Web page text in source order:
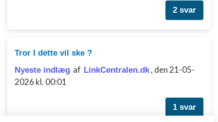
2 svar
Tror I dette vil ske ?
Nyeste indlæg af LinkCentralen.dk , den 21-05-
2026 kl. 00:01
1 svar